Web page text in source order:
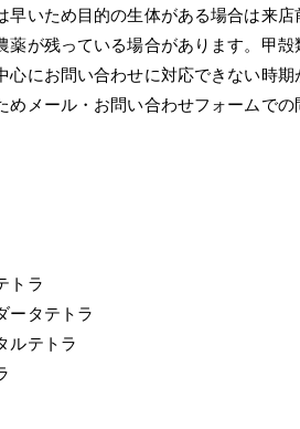
早いため目的の生体がある場合は来
薬が残っている場合があります。甲
心にお問い合わせに対応できない時期
めメール・お問い合わせフォームでの
トラ
ータテトラ
ルテトラ